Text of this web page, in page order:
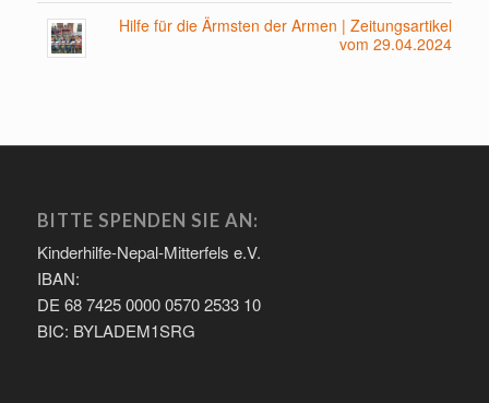
Hilfe für die Ärmsten der Armen | Zeitungsartikel
vom 29.04.2024
BITTE SPENDEN SIE AN:
Kinderhilfe-Nepal-Mitterfels e.V.
IBAN:
DE 68 7425 0000 0570 2533 10
BIC: BYLADEM1SRG